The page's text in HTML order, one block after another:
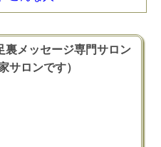
裏メッセージ専門サロン
サロンです）